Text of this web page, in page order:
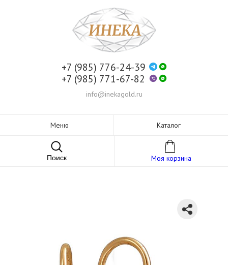
+7 (985) 776-24-39
+7 (985) 771-67-82
info@inekagold.ru
Меню Каталог
Поиск Моя корзина